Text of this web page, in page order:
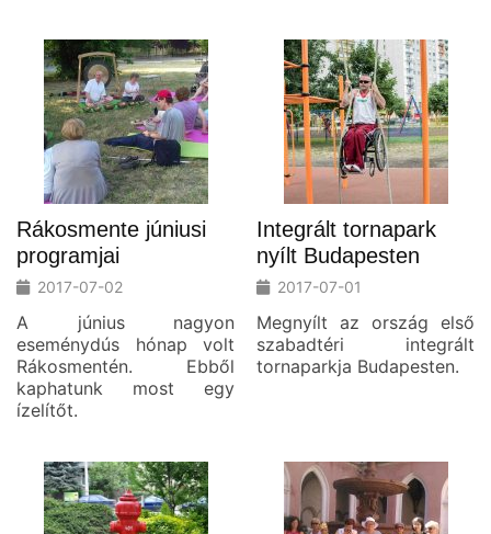
Rákosmente júniusi
programjai
2017-07-02
A június nagyon
eseménydús hónap volt
Rákosmentén. Ebből
kaphatunk most egy
ízelítőt.
Integrált tornapark
nyílt Budapesten
2017-07-01
Megnyílt az ország első
szabadtéri integrált
tornaparkja Budapesten.